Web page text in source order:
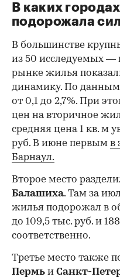
В каких
подорожала
В большинстве
из 50 исследуемых
рынке жилья
динамику. По данным
от 0,1 до 2,7%. При
цен на вторичное
средняя цена 1 кв. м
руб. В июне первым в
Барнаул.
Второе место
Балашиха. Там за
жилья подорожал в
до 109,5 тыс. руб. и
соответственно.
Третье место также
Пермь и Санкт-